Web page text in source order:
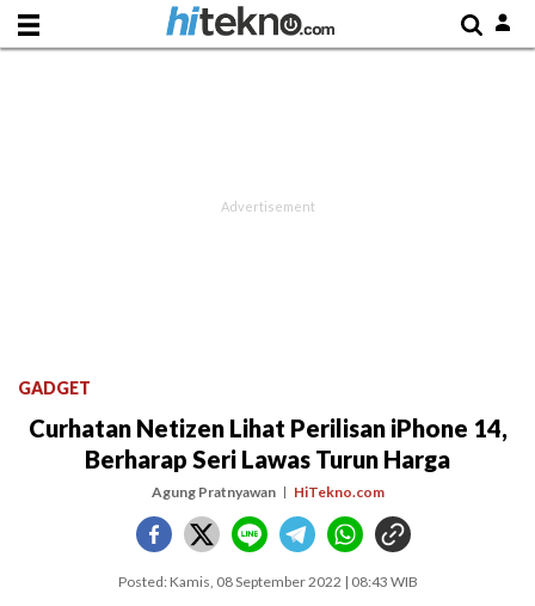
GADGET
Curhatan Netizen Lihat Perilisan iPhone 14,
Berharap Seri Lawas Turun Harga
Agung Pratnyawan HiTekno.com
Posted: Kamis, 08 September 2022 | 08:43 WIB